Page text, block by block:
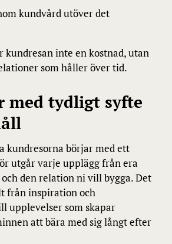
kundvård utöver det
kundresan inte en kostnad, utan
som håller över tid.
med tydligt syfte
kundresorna börjar med ett
utgår varje upplägg från era
den relation ni vill bygga. Det
från inspiration och
upplevelser som skapar
att bära med sig långt efter